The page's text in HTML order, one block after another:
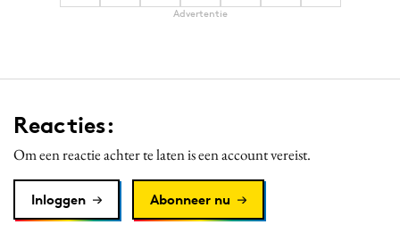
Advertentie
Reacties:
Om een reactie achter te laten is een account vereist.
Inloggen Abonneer nu